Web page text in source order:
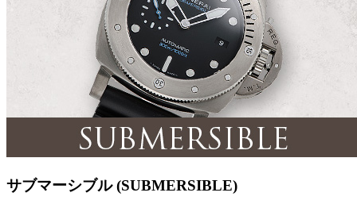
サブマーシブル (SUBMERSIBLE)